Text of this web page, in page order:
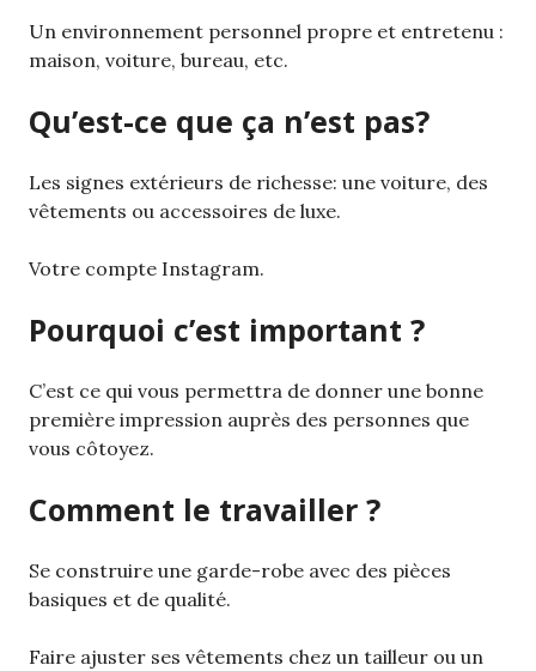
Un environnement personnel propre et entretenu :
maison, voiture, bureau, etc.
Qu’est-ce que ça n’est pas?
Les signes extérieurs de richesse: une voiture, des
vêtements ou accessoires de luxe.
Votre compte Instagram.
Pourquoi c’est important ?
C’est ce qui vous permettra de donner une bonne
première impression auprès des personnes que
vous côtoyez.
Comment le travailler ?
Se construire une garde-robe avec des pièces
basiques et de qualité.
Faire ajuster ses vêtements chez un tailleur ou un